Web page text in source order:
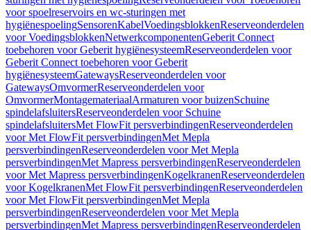
voor spoelreservoirs en wc-sturingen met
hygiënespoelingSensorenKabelVoedingsblokkenReserveonderdelen
voor VoedingsblokkenNetwerkcomponentenGeberit Connect
toebehoren voor Geberit hygiënesysteemReserveonderdelen voor
Geberit Connect toebehoren voor Geberit
hygiënesysteemGatewaysReserveonderdelen voor
GatewaysOmvormerReserveonderdelen voor
OmvormerMontagemateriaalArmaturen voor buizenSchuine
spindelafsluitersReserveonderdelen voor Schuine
spindelafsluitersMet FlowFit persverbindingenReserveonderdelen
voor Met FlowFit persverbindingenMet Mepla
persverbindingenReserveonderdelen voor Met Mepla
persverbindingenMet Mapress persverbindingenReserveonderdelen
voor Met Mapress persverbindingenKogelkranenReserveonderdelen
voor KogelkranenMet FlowFit persverbindingenReserveonderdelen
voor Met FlowFit persverbindingenMet Mepla
persverbindingenReserveonderdelen voor Met Mepla
persverbindingenMet Mapress persverbindingenReserveonderdelen